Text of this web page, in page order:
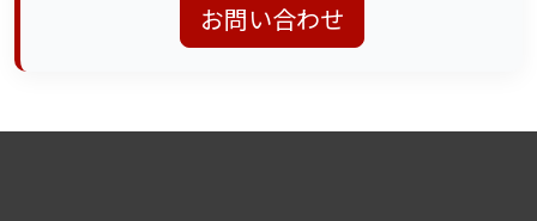
お問い合わせ